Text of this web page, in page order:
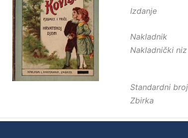
Izdanje
Nakladnik
Nakladnički niz
Standardni broj
Zbirka